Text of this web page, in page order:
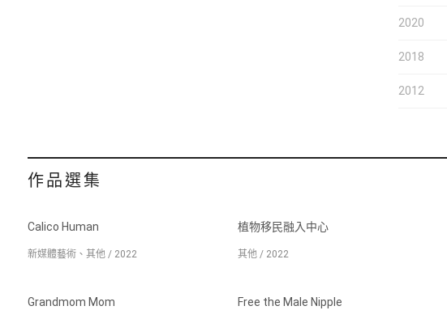
2020
2018
2012
作品選集
Calico Human
新媒體藝術、其他 / 2022
植物移民融入中心
其他 / 2022
Grandmom Mom Free the Male Nipple